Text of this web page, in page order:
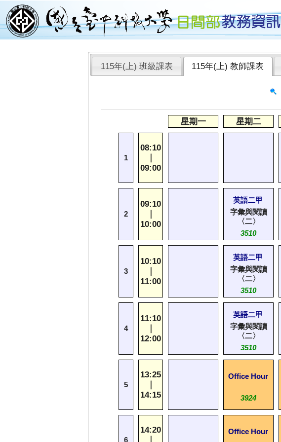
115年(上) 班級課表 115年(上) 教師課表
星期一 星期二
1
08:10
09:00
2
09:10
10:00
英語二甲
字彙與閱讀
〈二〉
3510
3
10:10
11:00
英語二甲
字彙與閱讀
〈二〉
3510
4
11:10
12:00
英語二甲
字彙與閱讀
〈二〉
3510
5
13:25
14:15
Office Hour
3924
6
14:20
Office Hour